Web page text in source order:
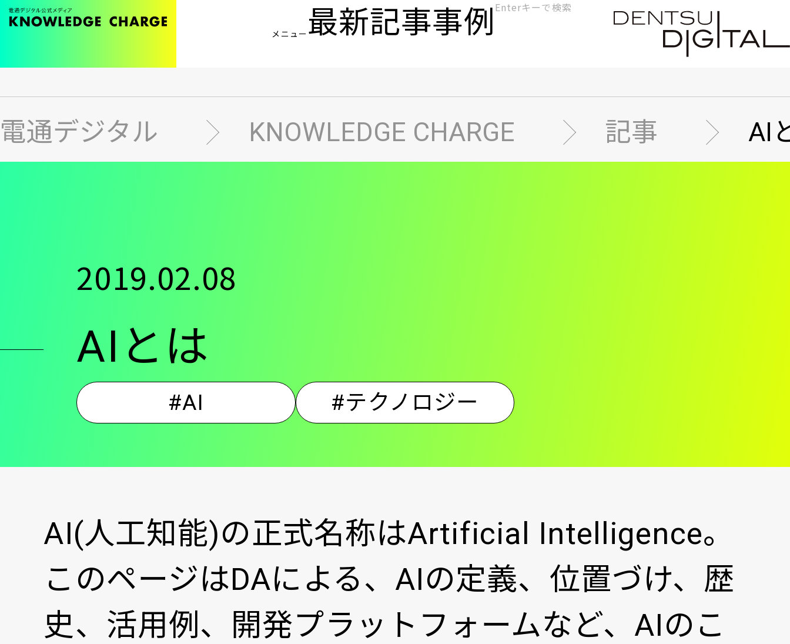
メ
イ
ン
コ
ツ
メニュー [KC]
ヘ
ッ
-
イ
ン
最新記事事例
検
索
電通デジタル KNOWLEDGE CHARGE 記事 AI
AIとは
2019.02.08
#AI #テクノロジー
AI(人工知能)の正式名称はArtificial Intelligence。
このページはDAによる、AIの定義、位置づけ、歴
史、活用例、開発プラットフォームなど、AIのこ